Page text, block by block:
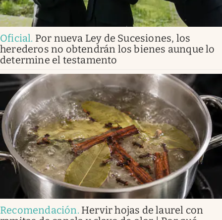
Oficial. Por nueva Ley de Sucesiones, los
herederos no obtendrán los bienes aunque lo
determine el testamento
Recomendación. Hervir hojas de laurel con